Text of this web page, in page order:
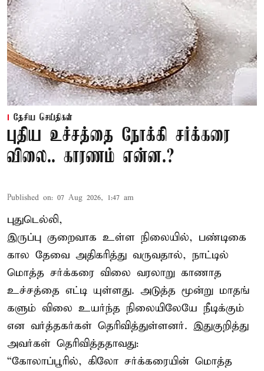
தேசிய செய்திகள்
புதிய உச்சத்தை நோக்கி சர்க்கரை
விலை.. காரணம் என்ன.?
Published on: 07 Aug 2026, 1:47 am
புதுடெல்லி,
இருப்பு குறைவாக உள்ள நிலையில், பண்டிகை
கால தேவை அதிகரித்து வருவதால், நாட்டில்
மொத்த சர்க்கரை விலை வரலாறு காணாத
உச்சத்தை எட்டி யுள்ளது. அடுத்த மூன்று மாதங்
களும் விலை உயர்ந்த நிலையிலேயே நீடிக்கும்
என வர்த்தகர்கள் தெரிவித்துள்ளனர். இதுகுறித்து
அவர்கள் தெரிவித்ததாவது:
“கோலாப்பூரில், கிலோ சர்க்கரையின் மொத்த